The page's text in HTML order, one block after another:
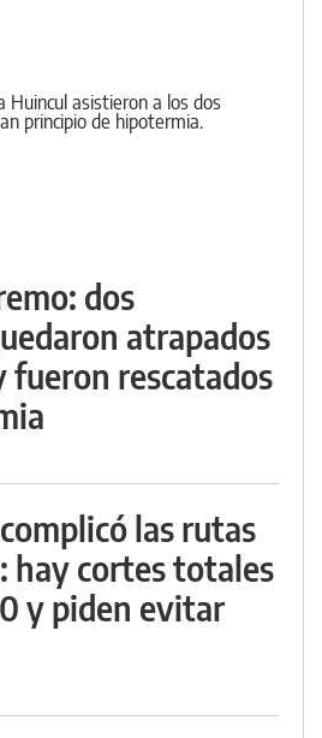
dos
atrapados
fueron rescatados
las rutas
hay cortes totales
y piden evitar